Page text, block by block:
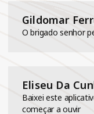
Gildomar
O brigado senhor
Eliseu Da
Baixei este
começar a ouvir